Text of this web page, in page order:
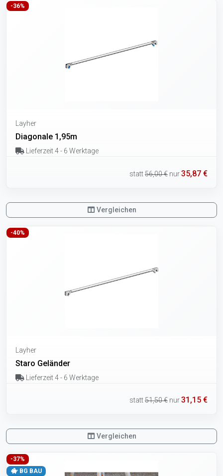
-36%
Layher
Diagonale 1,95m
Lieferzeit 4 - 6 Werktage
statt56,00 € nur35,87 €
Vergleichen
-40%
Layher
Staro Geländer
Lieferzeit 4 - 6 Werktage
statt51,50 € nur31,15 €
Vergleichen
-37%
BG BAU